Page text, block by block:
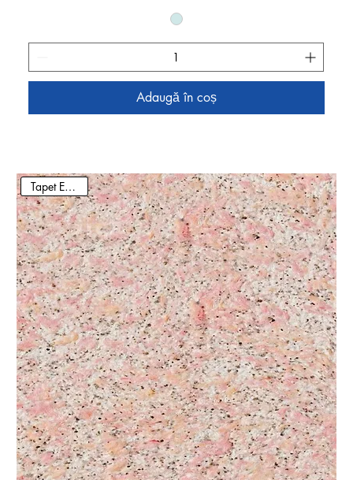
Adaugă în coș
Tapet Ecologic